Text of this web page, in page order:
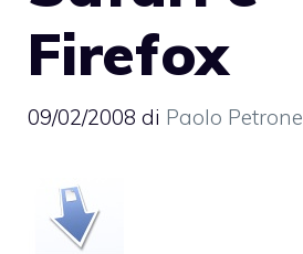
Firefox
09/02/2008 di Paolo Petrone